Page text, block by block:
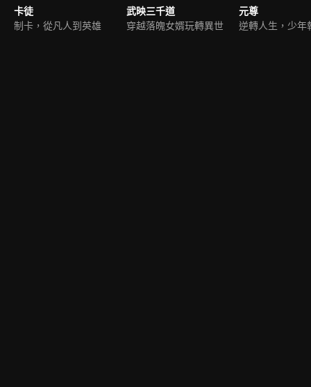
卡徒
制卡，從凡人到英雄
武映三千道
穿越落魄女婿玩轉異世
元尊